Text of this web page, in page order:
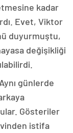
kadar
Evet, Viktor
duyurmuştu,
değişikliği
günlerde
Gösteriler
istifa